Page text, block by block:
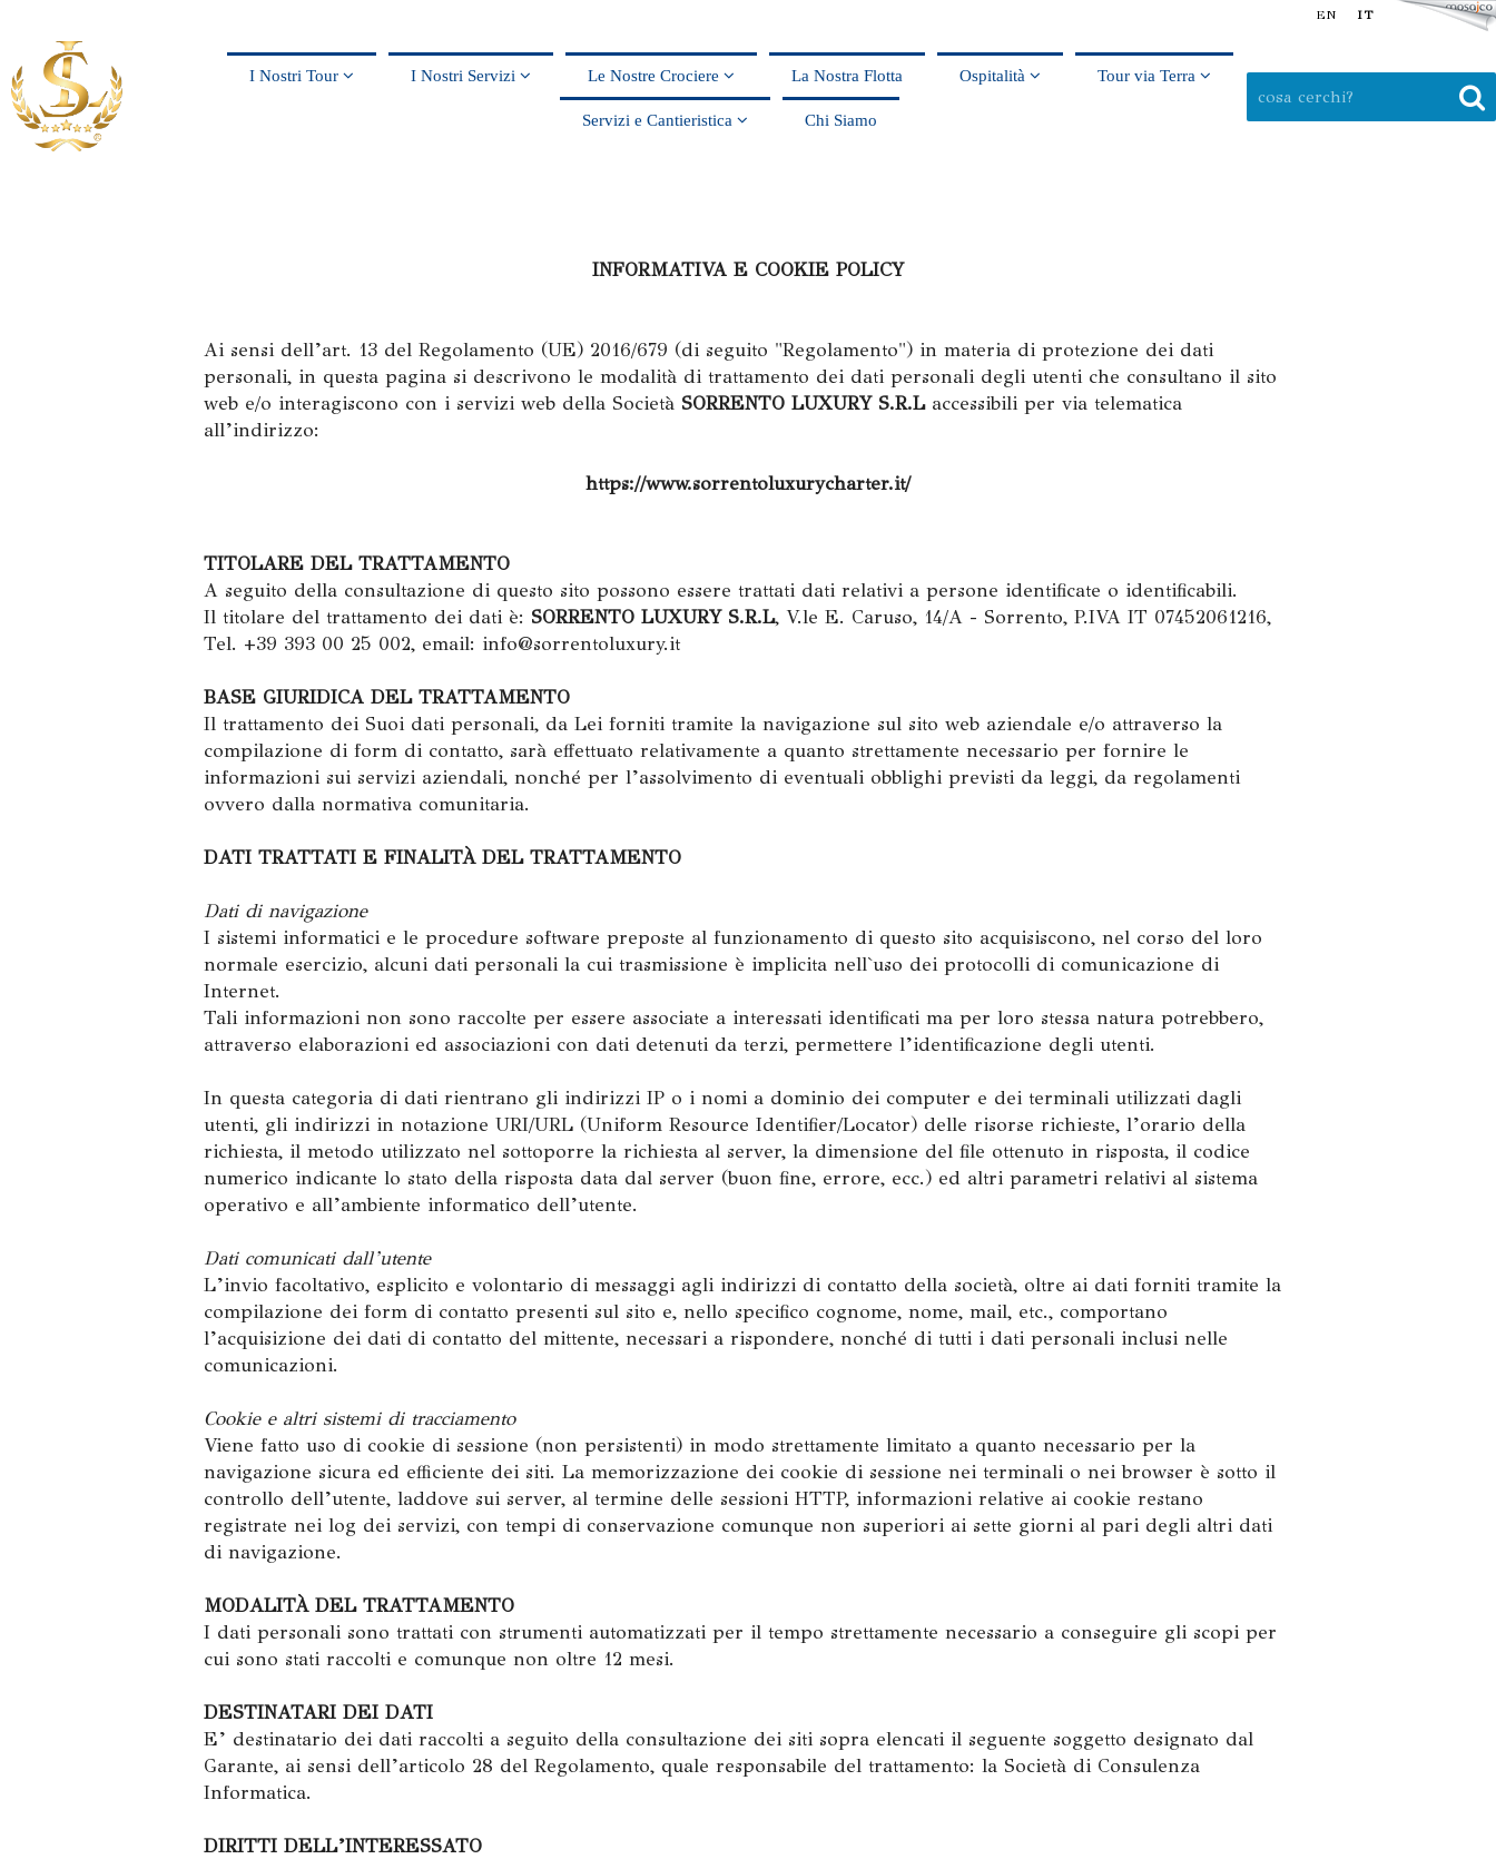
EN IT
I Nostri Tour I Nostri Servizi Le Nostre Crociere La Nostra Flotta Ospitalità Tour via Terra
Servizi e Cantieristica Chi Siamo
INFORMATIVA E COOKIE POLICY
Ai sensi dell’art. 13 del Regolamento (UE) 2016/679 (di seguito "Regolamento") in materia di protezione dei dati
personali, in questa pagina si descrivono le modalità di trattamento dei dati personali degli utenti che consultano il sito
web e/o interagiscono con i servizi web della Società SORRENTO LUXURY S.R.Laccessibili per via telematica
all’indirizzo:
https://www.sorrentoluxurycharter.it/
TITOLARE DEL TRATTAMENTO
A seguito della consultazione di questo sito possono essere trattati dati relativi a persone identificate o identificabili.
Il titolare del trattamento dei dati è: SORRENTO LUXURY S.R.L, V.le E. Caruso, 14/A - Sorrento, P.IVA IT 07452061216,
Tel. +39 393 00 25 002, email: info@sorrentoluxury.it
BASE GIURIDICA DEL TRATTAMENTO
Il trattamento dei Suoi dati personali, da Lei forniti tramite la navigazione sul sito web aziendale e/o attraverso la
compilazione di form di contatto, sarà effettuato relativamente a quanto strettamente necessario per fornire le
informazioni sui servizi aziendali, nonché per l’assolvimento di eventuali obblighi previsti da leggi, da regolamenti
ovvero dalla normativa comunitaria.
DATI TRATTATI E FINALITÀ DEL TRATTAMENTO
Dati di navigazione
I sistemi informatici e le procedure software preposte al funzionamento di questo sito acquisiscono, nel corso del loro
normale esercizio, alcuni dati personali la cui trasmissione è implicita nell`uso dei protocolli di comunicazione di
Internet.
Tali informazioni non sono raccolte per essere associate a interessati identificati ma per loro stessa natura potrebbero,
attraverso elaborazioni ed associazioni con dati detenuti da terzi, permettere l’identificazione degli utenti.
In questa categoria di dati rientrano gli indirizzi IP o i nomi a dominio dei computer e dei terminali utilizzati dagli
utenti, gli indirizzi in notazione URI/URL (Uniform Resource Identifier/Locator) delle risorse richieste, l’orario della
richiesta, il metodo utilizzato nel sottoporre la richiesta al server, la dimensione del file ottenuto in risposta, il codice
numerico indicante lo stato della risposta data dal server (buon fine, errore, ecc.) ed altri parametri relativi al sistema
operativo e all’ambiente informatico dell’utente.
Dati comunicati dall’utente
L’invio facoltativo, esplicito e volontario di messaggi agli indirizzi di contatto della società, oltre ai dati forniti tramite la
compilazione dei form di contatto presenti sul sito e, nello specifico cognome, nome, mail, etc., comportano
l’acquisizione dei dati di contatto del mittente, necessari a rispondere, nonché di tutti i dati personali inclusi nelle
comunicazioni.
Cookie e altri sistemi di tracciamento
Viene fatto uso di cookie di sessione (non persistenti) in modo strettamente limitato a quanto necessario per la
navigazione sicura ed efficiente dei siti. La memorizzazione dei cookie di sessione nei terminali o nei browser è sotto il
controllo dell’utente, laddove sui server, al termine delle sessioni HTTP, informazioni relative ai cookie restano
registrate nei log dei servizi, con tempi di conservazione comunque non superiori ai sette giorni al pari degli altri dati
di navigazione.
MODALITÀ DEL TRATTAMENTO
I dati personali sono trattati con strumenti automatizzati per il tempo strettamente necessario a conseguire gli scopi per
cui sono stati raccolti e comunque non oltre 12 mesi.
DESTINATARI DEI DATI
E’ destinatario dei dati raccolti a seguito della consultazione dei siti sopra elencati il seguente soggetto designato dal
Garante, ai sensi dell’articolo 28 del Regolamento, quale responsabile del trattamento: la Società di Consulenza
Informatica.
DIRITTI DELL’INTERESSATO